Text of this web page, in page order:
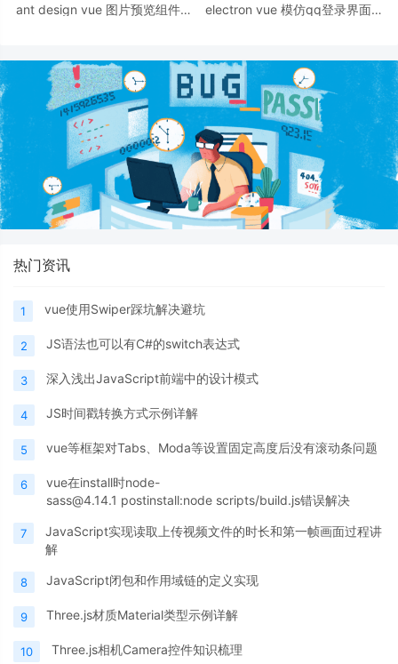
ant design vue 图片预览组件自
electron vue 模仿qq登录界面功
热门资讯
1 vue使用Swiper踩坑解决避坑
2 JS语法也可以有C#的switch表达式
3 深入浅出JavaScript前端中的设计模式
4 JS时间戳转换方式示例详解
5 vue等框架对Tabs、Moda等设置固定高度后没有滚动条问题
6
vue在install时node-
sass@4.14.1 postinstall:node scripts/build.js错误解决
7
JavaScript实现读取上传视频文件的时长和第一帧画面过程讲
解
8 JavaScript闭包和作用域链的定义实现
9 Three.js材质Material类型示例详解
10 Three.js相机Camera控件知识梳理